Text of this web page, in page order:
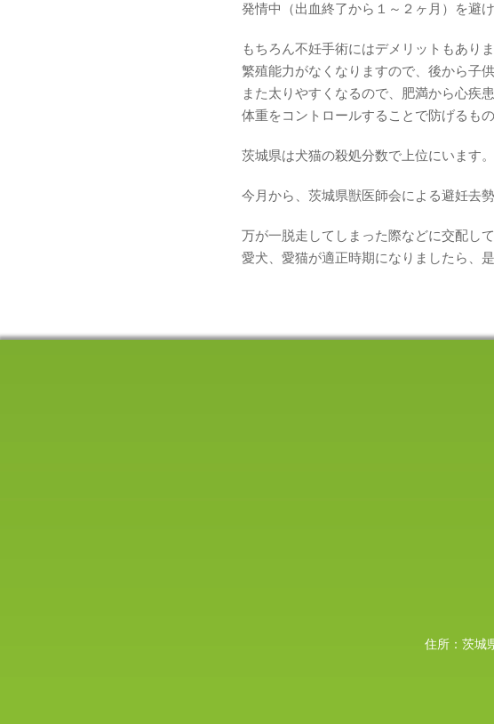
発情中（出血終了から１～２ヶ月）を避け
もちろん不妊手術にはデメリットもありま
繁殖能力がなくなりますので、後から子
また太りやすくなるので、肥満から心疾
体重をコントロールすることで防げるもの
茨城県は犬猫の殺処分数で上位にいます。
今月から、茨城県獣医師会による避妊去
万が一脱走してしまった際などに交配し
愛犬、愛猫が適正時期になりましたら、
住所：茨城